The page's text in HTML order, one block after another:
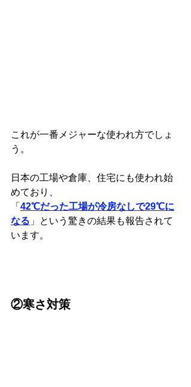
これが一番メジャーな使われ方でしょ
う。
日本の工場や倉庫、住宅にも使われ始
めており、
「 42℃だった工場が冷房なしで29℃に
なる 」という驚きの結果も報告されて
います。
②寒さ対策